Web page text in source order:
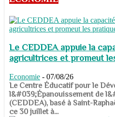
Le CEDDEA appuie la
agricultrices et promeut
Economie - 07/08/26
​​​​​​​Le Centre Éducatif pour le
l&#039;Épanouissement de
(CEDDEA), basé à Saint-
ce 30 juillet à...